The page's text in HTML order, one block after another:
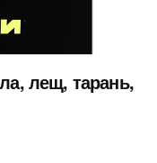
лещ, тарань,